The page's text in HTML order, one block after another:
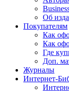
Об
Покупателям
Как
Как
Где
Доп.
Журналы
Интернет-